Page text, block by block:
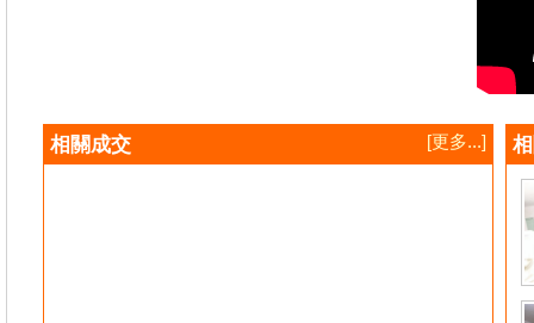
相關成交 [更多...]